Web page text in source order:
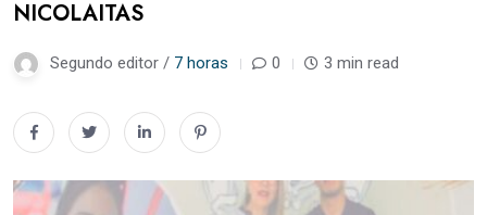
NICOLAITAS
Segundo editor / 7 horas 0 3 min read